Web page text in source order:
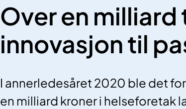
Over en
innovasjon til
I annerledesåret 2020 ble det
en milliard kroner i helseforetak